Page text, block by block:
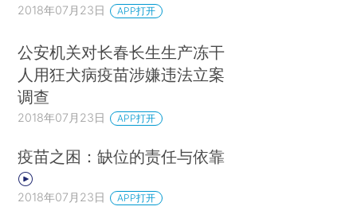
2018年07月23日 APP打开
公安机关对长春长生生产冻干
人用狂犬病疫苗涉嫌违法立案
调查
2018年07月23日 APP打开
疫苗之困：缺位的责任与依靠
2018年07月23日 APP打开